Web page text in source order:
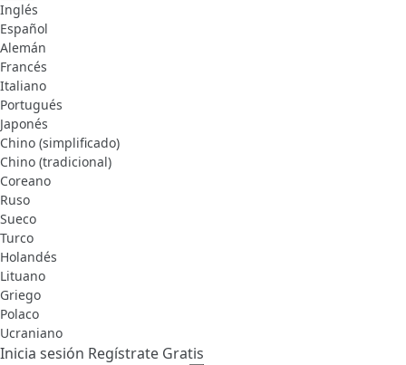
Inglés
Español
Alemán
Francés
Italiano
Portugués
Japonés
Chino (simplificado)
Chino (tradicional)
Coreano
Ruso
Sueco
Turco
Holandés
Lituano
Griego
Polaco
Ucraniano
Inicia sesión Regístrate Gratis